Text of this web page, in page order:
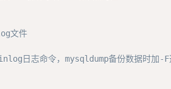
文件
日志命令，mysqldump备份数据时加-